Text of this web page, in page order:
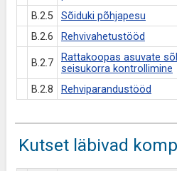
B.2.5 Sõiduki põhjapesu
B.2.6
Rehvivahetustööd
B.2.7
Rattakoopas asuvate
seisukorra kontrollimine
B.2.8 Rehviparandustööd
Kutset läbivad